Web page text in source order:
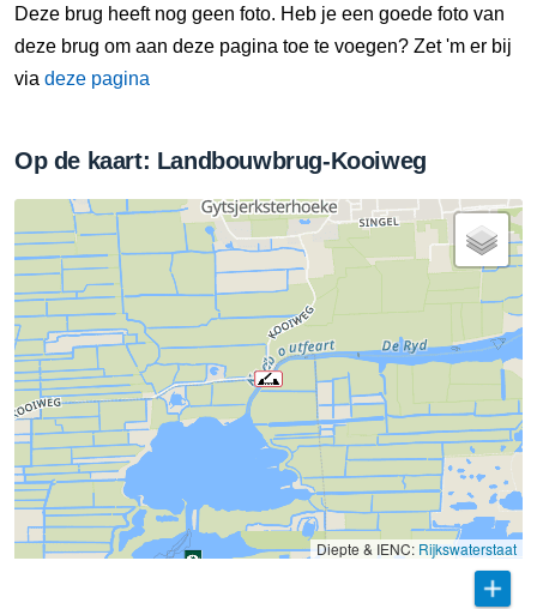
Deze brug heeft nog geen foto. Heb je een goede foto van
deze brug om aan deze pagina toe te voegen? Zet 'm er bij
via deze pagina
Op de kaart: Landbouwbrug-Kooiweg
Diepte & IENC: Rijkswaterstaat